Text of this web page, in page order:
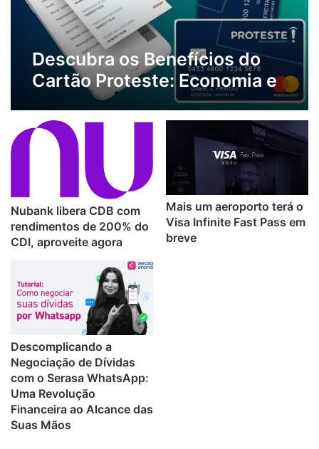
Descubra os Benefícios do
Cartão Proteste: Economia e
Vantagens Exclusivas para
Consumidores
Nubank libera CDB com
rendimentos de 200% do
CDI, aproveite agora
Mais um aeroporto terá o
Visa Infinite Fast Pass em
breve
Descomplicando a
Negociação de Dívidas
com o Serasa WhatsApp:
Uma Revolução
Financeira ao Alcance das
Suas Mãos